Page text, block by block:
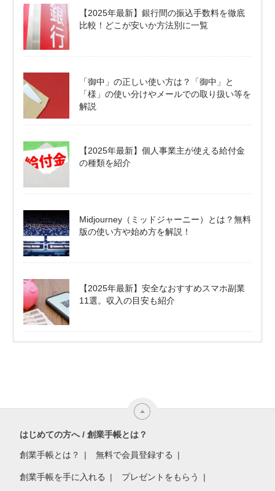
【2025年最新】銀行間の振込手数料を徹底
比較！どこが安いか方法別に一覧
「御中」の正しい使い方は？「御中」と
「様」の使い分けやメールでの取り扱い等を
解説
【2025年最新】個人事業主が使える給付金
の種類を紹介
Midjourney（ミッドジャーニー）とは？無料
版の使い方や始め方を解説！
【2025年最新】安全なおすすめスマホ副業
11選。収入の目安も紹介
はじめての方へ / 創業手帳とは？
創業手帳とは？ 無料で会員登録する
創業手帳を手に入れる プレゼントをもらう